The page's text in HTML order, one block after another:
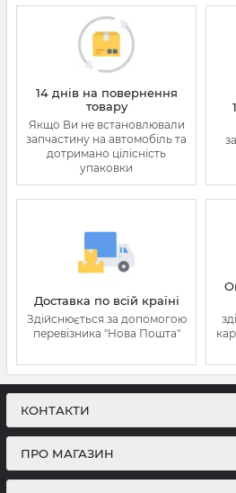
14 днів на повернення
товару
Якщо Ви не встановлювали
запчастину на автомобіль та
дотримано цілісність
упаковки
Доставка по всій країні
Здійснюється за допомогою
перевізника "Нова Пошта"
КОНТАКТИ
ПРО МАГАЗИН